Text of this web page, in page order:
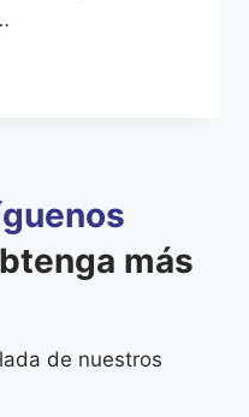
más
de nuestros